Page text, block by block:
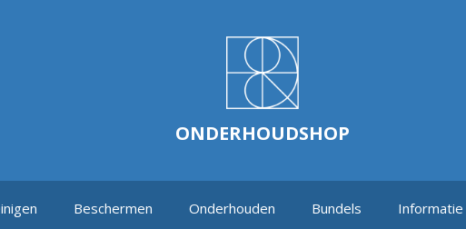
ONDERHOUDSHOP
Beschermen Onderhouden Bundels Informatie